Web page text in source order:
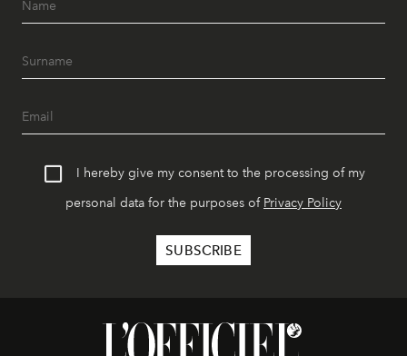
I hereby give my consent to the processing of my
personal data for the purposes of Privacy Policy